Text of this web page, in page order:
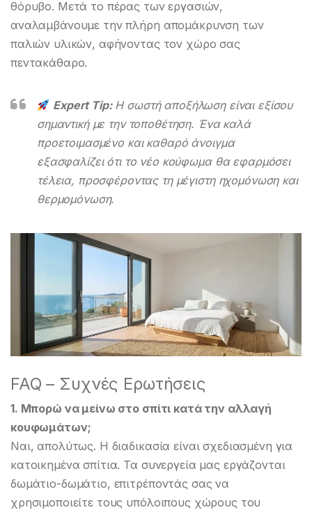
θόρυβο. Μετά το πέρας των εργασιών,
αναλαμβάνουμε την πλήρη απομάκρυνση των
παλιών υλικών, αφήνοντας τον χώρο σας
πεντακάθαρο.
Expert Tip:Η σωστή αποξήλωση είναι εξίσου
σημαντική με την τοποθέτηση. Ένα καλά
προετοιμασμένο και καθαρό άνοιγμα
εξασφαλίζει ότι το νέο κούφωμα θα εφαρμόσει
τέλεια, προσφέροντας τη μέγιστη ηχομόνωση και
θερμομόνωση.
FAQ – Συχνές Ερωτήσεις
1. Μπορώ να μείνω στο σπίτι κατά την αλλαγή
κουφωμάτων;
Ναι, απολύτως. Η διαδικασία είναι σχεδιασμένη για
κατοικημένα σπίτια. Τα συνεργεία μας εργάζονται
δωμάτιο-δωμάτιο, επιτρέποντάς σας να
χρησιμοποιείτε τους υπόλοιπους χώρους του